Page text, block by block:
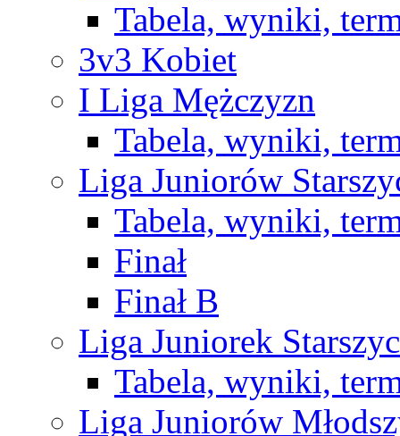
Tabela, wyniki,
3v3 Kobiet
I Liga Mężczyzn
Tabela, wyniki,
Liga Juniorów
Tabela, wyniki,
Finał
Finał B
Liga Juniorek
Tabela, wyniki,
Liga Juniorów